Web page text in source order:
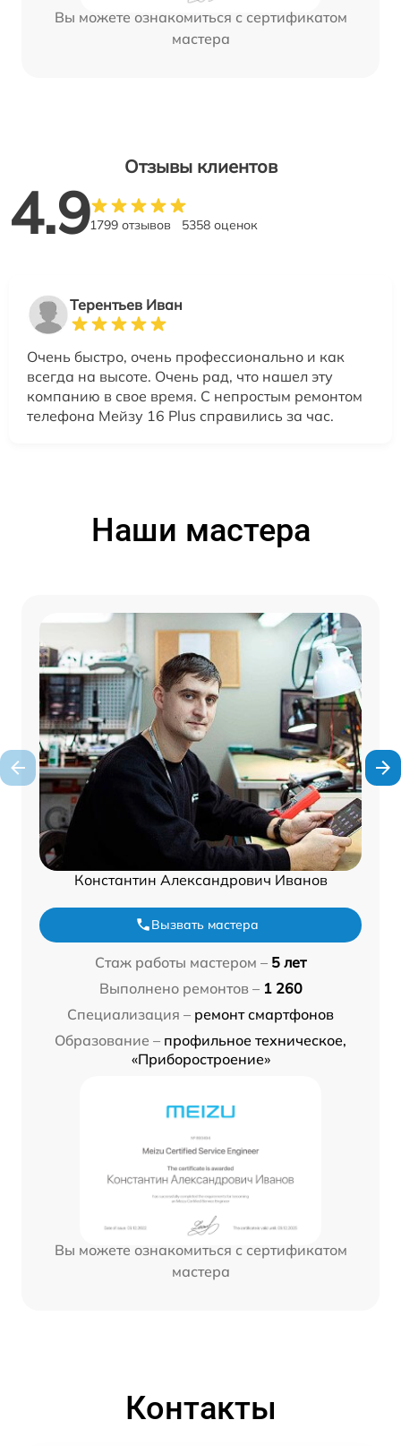
Вы можете ознакомиться с сертификатом
мастера
Отзывы клиентов
4.91799 отзывов 5358 оценок
Терентьев Иван
Очень быстро, очень профессионально и как
всегда на высоте. Очень рад, что нашел эту
компанию в свое время. С непростым ремонтом
телефона Мейзу 16 Plus справились за час.
Наши мастера
Константин Александрович Иванов
Вызвать мастера
Стаж работы мастером – 5 лет
Выполнено ремонтов – 1 260
Специализация – ремонт смартфонов
Образование – профильное техническое,
«Приборостроение»
Вы можете ознакомиться с сертификатом
мастера
Контакты